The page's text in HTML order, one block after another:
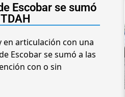
Escobar se sumó
en articulación con una
Escobar se sumó a las
con o sin